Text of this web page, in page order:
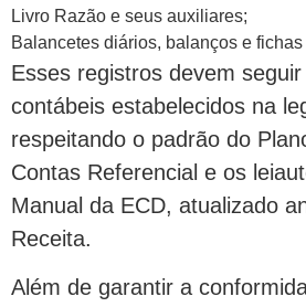
Livro Razão e seus auxiliares;
Balancetes diários, balanços e
Esses registros devem
contábeis estabelecidos na
respeitando o padrão do
Contas Referencial e os
Manual da ECD, atualizado
Receita.
Além de garantir a